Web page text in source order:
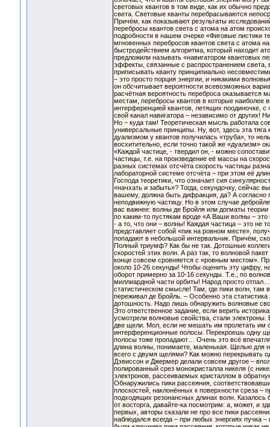
световых квантов в том виде, как их обычно
света. Световые кванты перебрасываются
Причём, как показывают результаты
перебросы квантов света с атома на атом
подробности в нашем очерке «Фиговые листики
мгновенных перебросов квантов света с атома
быстродействием алгоритма, который находит
предложили называть «навигатором квантовых
эффекты, связанные с распространением
приписывать кванту принципиально
– это просто порция энергии, и никакими
он обсчитывает вероятности всевозможных
расчётная вероятность переброса оказывается
местам, перебросы квантов в которые
интерференцией квантов, летящих поодиночке, с
свой канал навигатора – независимо от других!
Но – куда там! Теоретическая мысль работала
универсальные принципы. Ну, вот, здесь эта
дуализмом у квантов получилась «труба», то
восхитительно, если точно такой же «дуализм»
«Каждой частице, - твердил он, - можно
частицы, т.е. на произведение её массы на
разных системах отсчёта скорость частицы
лабораторной системе отсчёта – при этом её
Господа теоретики, что означает сия
«начхать и забыть»? Тогда, секундочку, сейчас
вашему, должна быть дифракция, да? А согласно
неподвижную частицу. Но в этом случае
вас важнее: волны де Бройля или догматы
по каким-то пустякам вроде «А Ваши волны – это
- а то, что они – волны! Каждая частица – это не
представляет собой «пик на ровном месте»,
попадают в небольшой интервальчик. Причём,
Полный триумф? Как бы не так. Дотошные
скоростей этих волн. А раз так, то волновой
конце совсем сровняется с «ровным местом».
около 10-26 секунды! Чтобы оценить эту цифру,
оборот примерно за 10-16 секунды. Т.е., по
миллиардной части орбиты! Народ просто
статистическом смысле! Там, где пики волн,
переживал де Бройль. – Особенно эта
дотошность. Надо лишь обнаружить волновые
Это ответственное задание, если верить
усмотрели волновые свойства, стали
две щели. Мол, если не мешать им пролетать им
интерференционные полосы. Перекроешь одну
полосы тоже пропадают… Очень это всё
длина волны, понимаете, маленькая. Щелью для
всего с двумя щелями? Как можно перекрывать
Дэвиссон и Джермер делали совсем другое –
полированный срез монокристалла никеля (с
электронов, рассеиваемых кристаллом в
Обнаружились пики рассеяния,
плоскостей, наклонённых к поверхности среза –
подходящих резонансных длинах волн. Казалось
от восторга, давайте-ка посмотрим: а, может, и
первых, авторы сказали не про все пики
наблюдался всегда – при любых энергиях пучка